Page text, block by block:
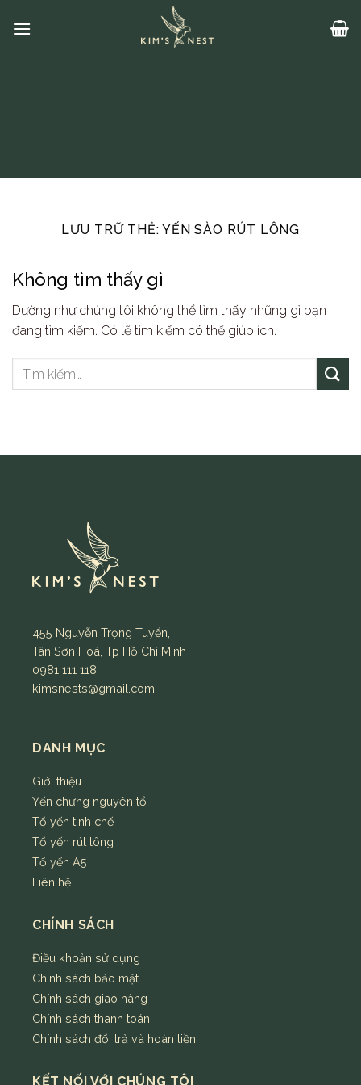
qua
LƯU TRỮ THẺ:YẾN SÀO RÚT LÔNG
Không tìm thấy gì
Dường như chúng tôi không thể tìm thấy những gì bạn
đang tìm kiếm. Có lẽ tìm kiếm có thể giúp ích.
455 Nguyễn Trọng Tuyển,
Tân Sơn Hoà, Tp Hồ Chí Minh
0981 111 118
kimsnests@gmail.com
DANH MỤC
Giới thiệu
Yến chưng nguyên tổ
Tổ yến tinh chế
Tổ yến rút lông
Tổ yến A5
Liên hệ
CHÍNH SÁCH
Điều khoản sử dụng
Chính sách bảo mật
Chính sách giao hàng
Chính sách thanh toán
Chính sách đổi trả và hoàn tiền
KẾT NỐI VỚI CHÚNG TÔI